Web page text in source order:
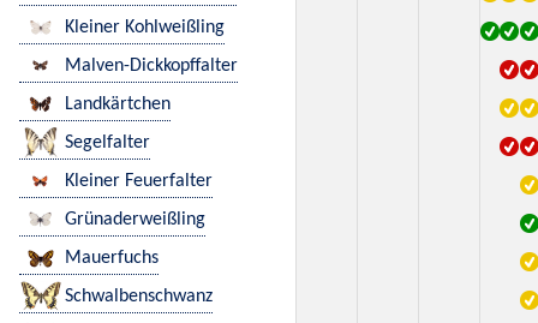
Kleiner Kohlweißling
Malven-Dickkopffalter
Landkärtchen
Segelfalter
Kleiner Feuerfalter
Grünaderweißling
Mauerfuchs
Schwalbenschwanz